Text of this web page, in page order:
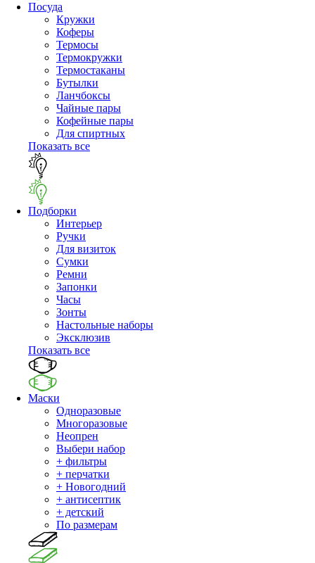
Посуда
Кружки
Коферы
Термосы
Термокружки
Термостаканы
Бутылки
Ланчбоксы
Чайные пары
Кофейные пары
Для спиртных
Показать все
Подборки
Интерьер
Ручки
Для визиток
Сумки
Ремни
Запонки
Часы
Зонты
Настольные наборы
Эксклюзив
Показать все
Маски
Одноразовые
Многоразовые
Неопрен
Выбери набор
+ фильтры
+ перчатки
+ Новогодний
+ антисептик
+ детский
По размерам